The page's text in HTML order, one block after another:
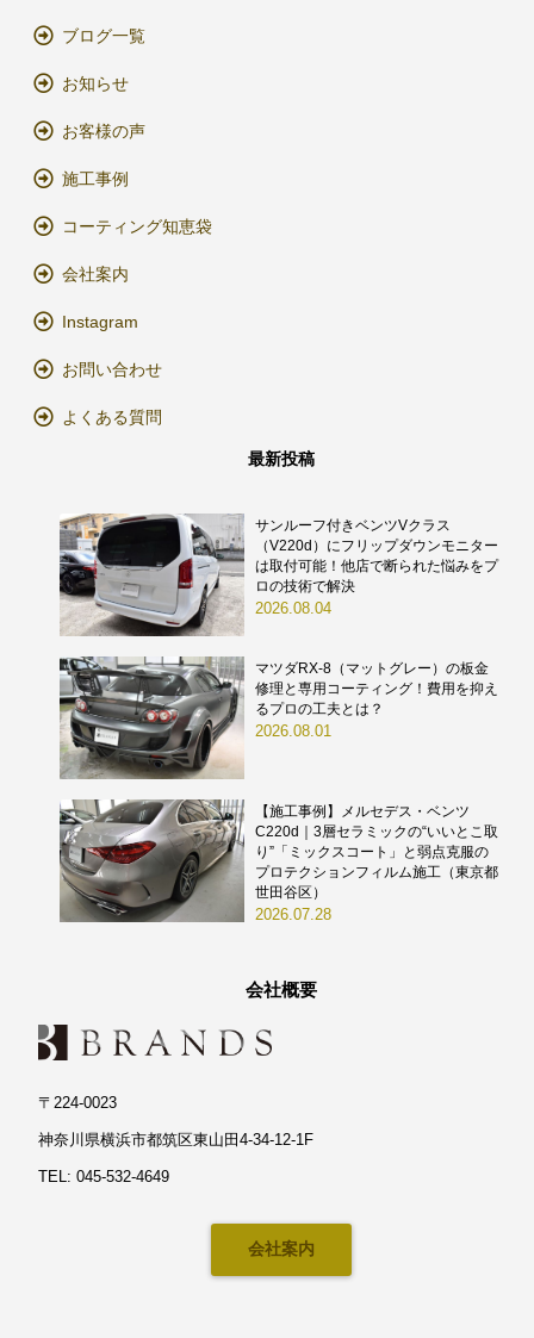
ブログ一覧
お知らせ
お客様の声
施工事例
コーティング知恵袋
会社案内
Instagram
お問い合わせ
よくある質問
最新投稿
サンルーフ付きベンツVクラス
（V220d）にフリップダウンモニター
は取付可能！他店で断られた悩みをプ
ロの技術で解決
2026.08.04
マツダRX-8（マットグレー）の板金
修理と専用コーティング！費用を抑え
るプロの工夫とは？
2026.08.01
【施工事例】メルセデス・ベンツ
C220d｜3層セラミックの“いいとこ取
り”「ミックスコート」と弱点克服の
プロテクションフィルム施工（東京都
世田谷区）
2026.07.28
会社概要
〒224-0023
神奈川県横浜市都筑区東山田4-34-12-1F
TEL: 045-532-4649
会社案内